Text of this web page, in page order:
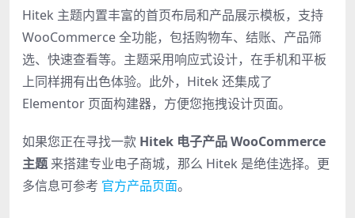
Hitek 主题内置丰富的首页布局和产品展示模板，支持
WooCommerce 全功能，包括购物车、结账、产品筛
选、快速查看等。主题采用响应式设计，在手机和平板
上同样拥有出色体验。此外，Hitek 还集成了
Elementor 页面构建器，方便您拖拽设计页面。
如果您正在寻找一款 Hitek 电子产品 WooCommerce
主题 来搭建专业电子商城，那么 Hitek 是绝佳选择。更
多信息可参考 官方产品页面。